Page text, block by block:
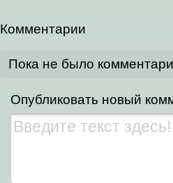
Комментарии
Пока не было
Опубликовать новый